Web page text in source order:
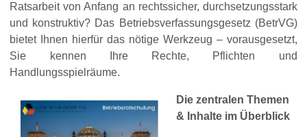
Ratsarbeit von Anfang an rechtssicher, durchsetzungsstark
und konstruktiv? Das Betriebsverfassungsgesetz (BetrVG)
bietet Ihnen hierfür das nötige Werkzeug – vorausgesetzt,
Sie kennen Ihre Rechte, Pflichten und
Handlungsspielräume.
Die zentralen Themen
& Inhalte im Überblick